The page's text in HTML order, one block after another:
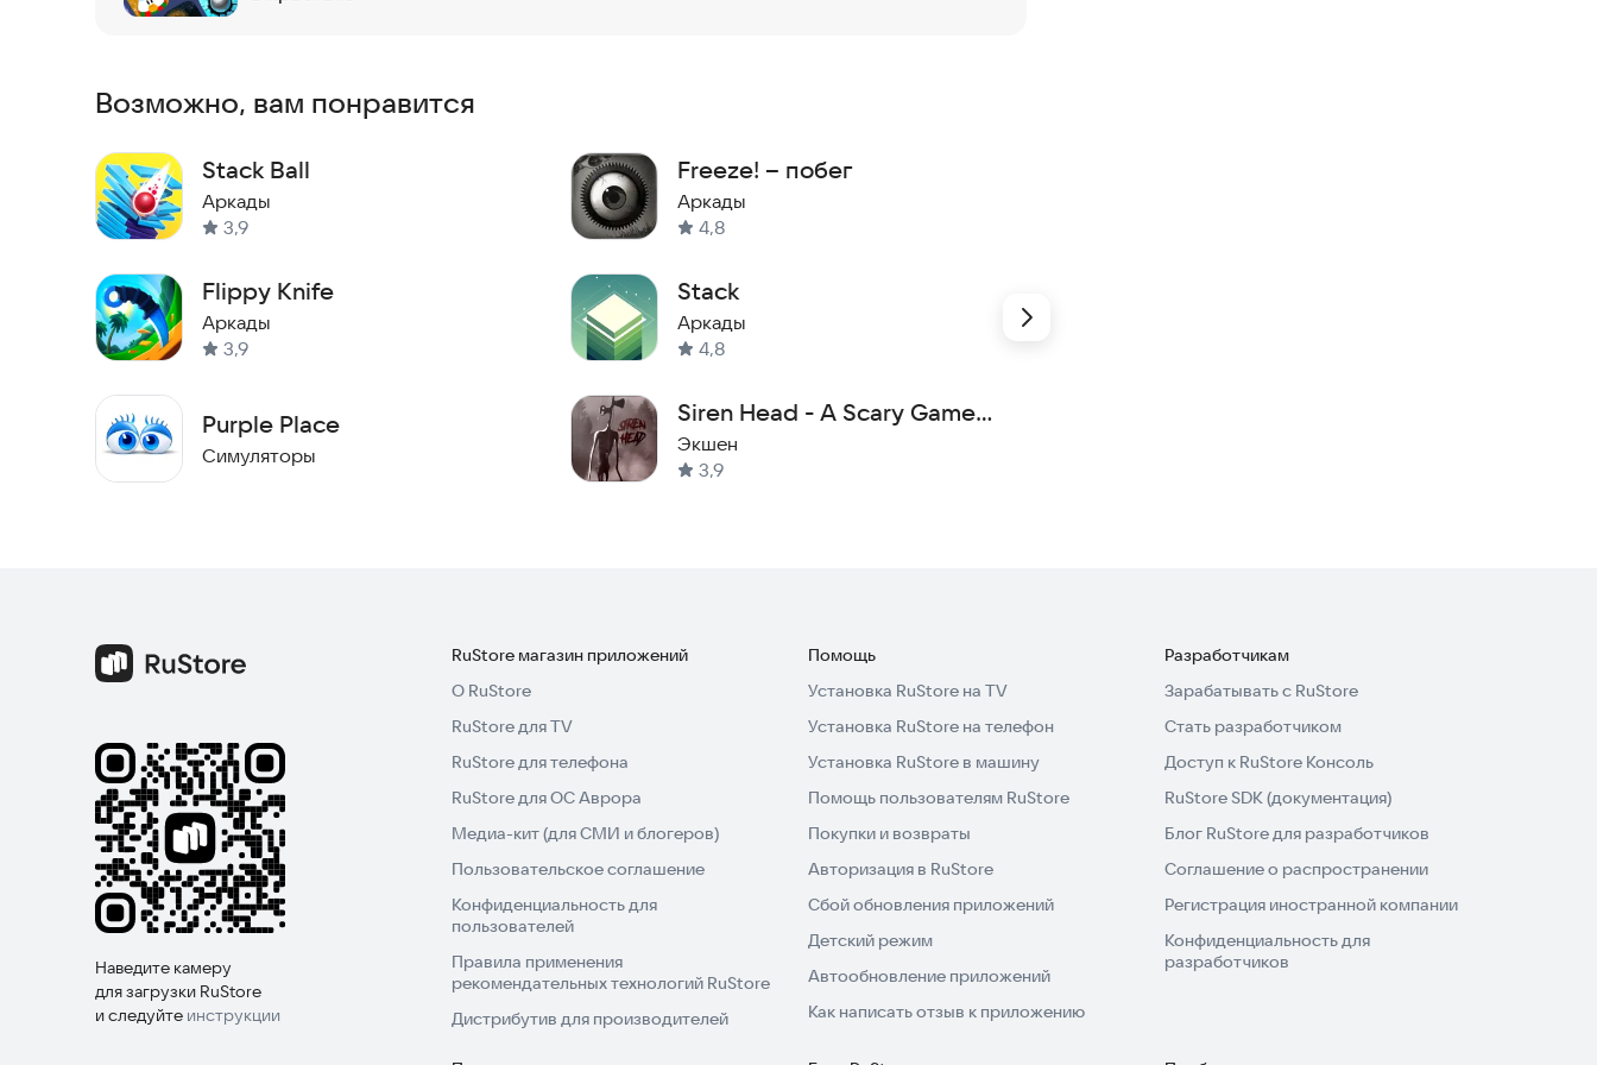
Возможно, вам понравится
Stack Ball
Аркады
3,9
Flippy Knife
Аркады
3,9
Purple Place
Симуляторы
Freeze! – побег
Аркады
4,8
Stack
Аркады
4,8
Siren Head - A Scary Game
Adventure
Экшен
3,9
Наведите камеру
для загрузки RuStore
и следуйте инструкции
RuStore магазин приложений
О RuStore
RuStore для TV
RuStore для телефона
RuStore для ОС Аврора
Медиа-кит (для СМИ и блогеров)
Пользовательское соглашение
Конфиденциальность для
пользователей
Правила применения
рекомендательных технологий RuStore
Дистрибутив для производителей
Помощь
Установка RuStore на TV
Установка RuStore на телефон
Установка RuStore в машину
Помощь пользователям RuStore
Покупки и возвраты
Авторизация в RuStore
Сбой обновления приложений
Детский режим
Автообновление приложений
Как написать отзыв к приложению
Разработчикам
Зарабатывать с RuStore
Стать разработчиком
Доступ к RuStore Консоль
RuStore SDK (документация)
Блог RuStore для разработчиков
Соглашение о распространении
Регистрация иностранной компании
Конфиденциальность для
разработчиков